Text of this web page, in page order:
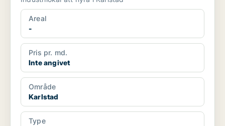
Areal
-
Pris pr. md.
Inte angivet
Område
Karlstad
Type